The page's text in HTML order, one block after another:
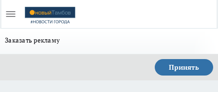
Заказать рекламу
Принять